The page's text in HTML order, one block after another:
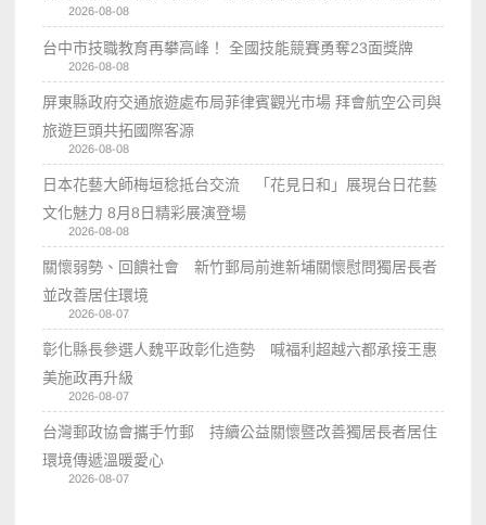
2026-08-08
台中市技職教育再攀高峰！ 全國技能競賽勇奪23面獎牌
2026-08-08
屏東縣政府交通旅遊處布局菲律賓觀光市場 拜會航空公司與
旅遊巨頭共拓國際客源
2026-08-08
日本花藝大師梅垣稔抵台交流 「花見日和」展現台日花藝
文化魅力 8月8日精彩展演登場
2026-08-08
關懷弱勢、回饋社會 新竹郵局前進新埔關懷慰問獨居長者
並改善居住環境
2026-08-07
彰化縣長參選人魏平政彰化造勢 喊福利超越六都承接王惠
美施政再升級
2026-08-07
台灣郵政協會攜手竹郵 持續公益關懷暨改善獨居長者居住
環境傳遞溫暖愛心
2026-08-07